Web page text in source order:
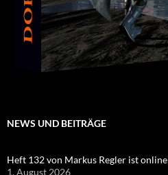
NEWS UND BEITRÄGE
Heft 132 von Markus Regler ist online
1. August 2026